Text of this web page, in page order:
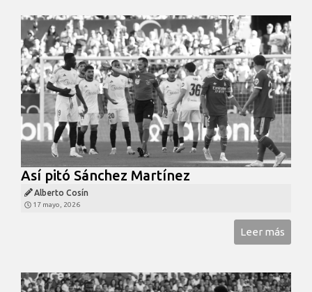
Así pitó Sánchez Martínez
Alberto Cosín
17 mayo, 2026
Leer más